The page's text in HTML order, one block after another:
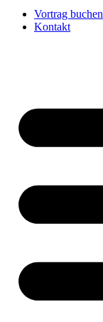
Vortrag buchen
Kontakt